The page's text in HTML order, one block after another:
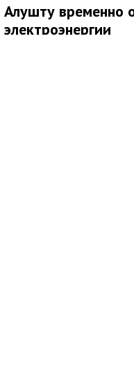
Алушту временно
электроэнергии